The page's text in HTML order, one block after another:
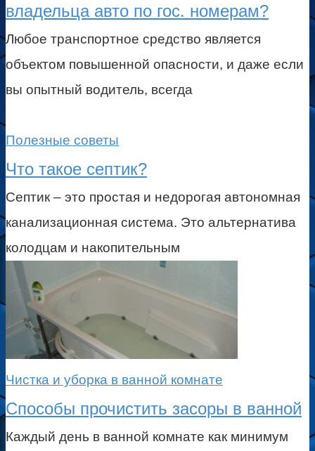
владельца авто по гос. номерам?
Любое транспортное средство является
объектом повышенной опасности, и даже если
вы опытный водитель, всегда
Полезные советы
Что такое септик?
Септик – это простая и недорогая автономная
канализационная система. Это альтернатива
колодцам и накопительным
Чистка и уборка в ванной комнате
Способы прочистить засоры в ванной
Каждый день в ванной комнате как минимум